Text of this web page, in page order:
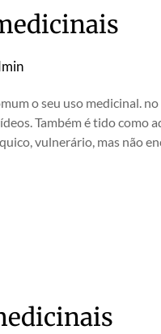
o seu uso medicinal.
Também é tido como
vulnerário, mas não